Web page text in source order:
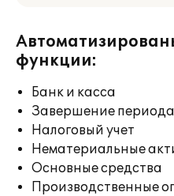
функции:
Банк и касса
Завершение периода
Налоговый учет
Нематериальные
Основные средства
Производственные